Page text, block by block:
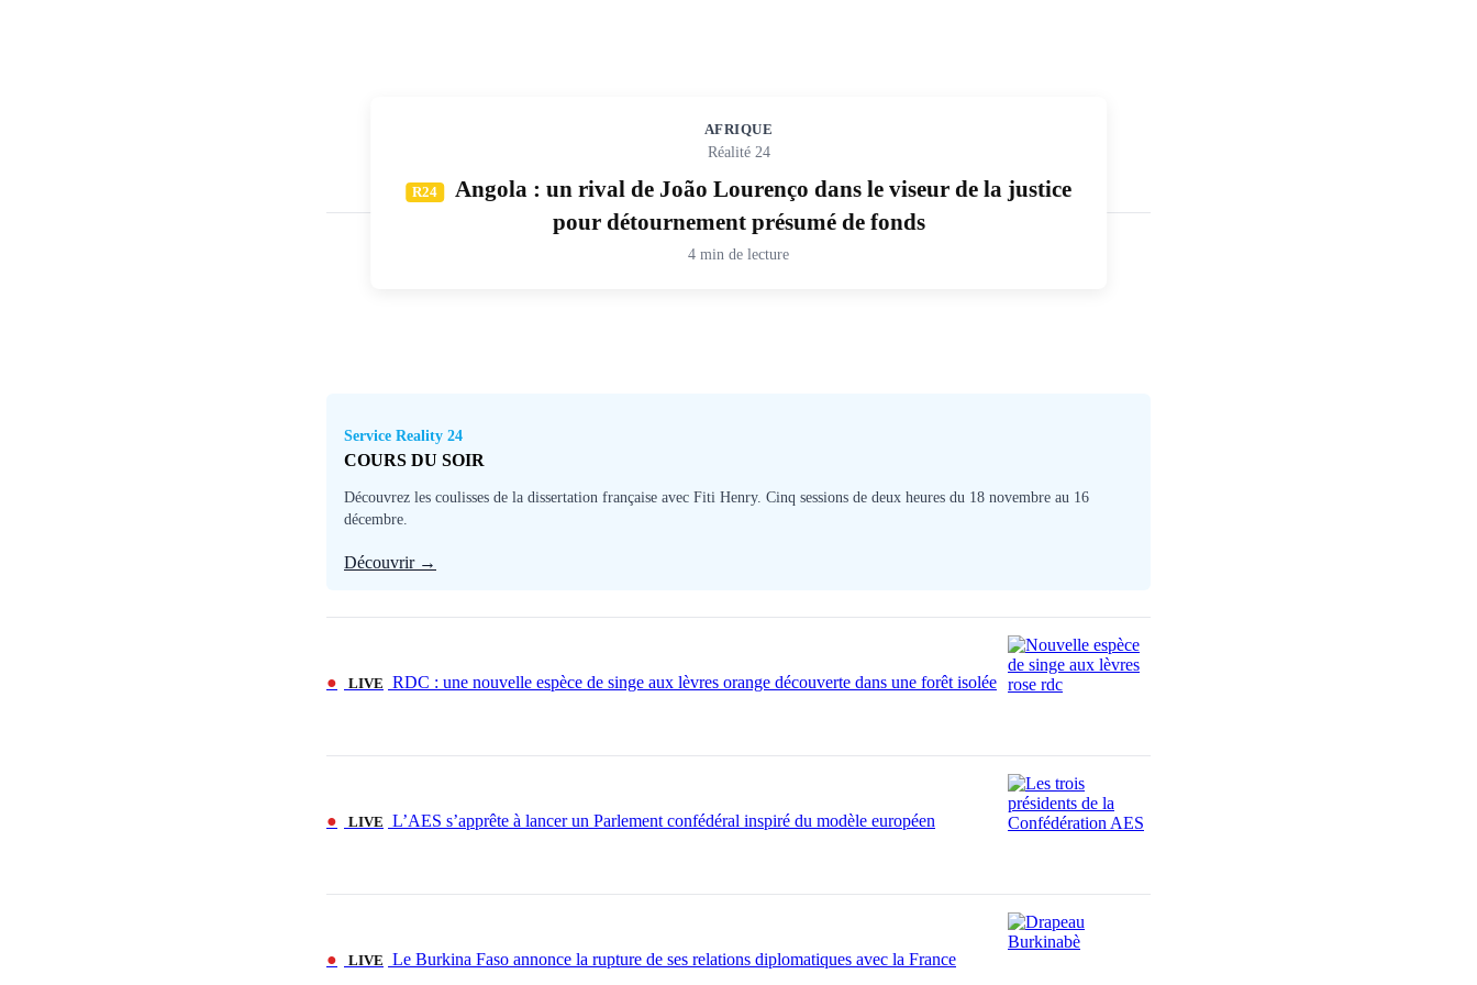
AFRIQUE
Réalité 24
R24
Angola : un rival de João Lourenço dans le viseur de la justice
pour détournement présumé de fonds
4 min de lecture
Service Reality 24
COURS DU SOIR
Découvrez les coulisses de la dissertation française avec Fiti Henry. Cinq sessions de deux heures du 18 novembre au 16
décembre.
Découvrir →
● LIVE RDC : une nouvelle espèce de singe aux lèvres orange découverte dans une forêt isolée
● LIVE L’AES s’apprête à lancer un Parlement confédéral inspiré du modèle européen
● LIVE Le Burkina Faso annonce la rupture de ses relations diplomatiques avec la France